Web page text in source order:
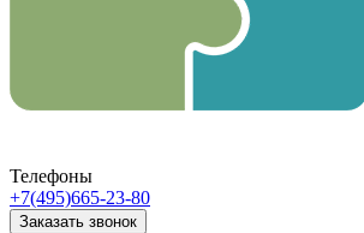
Телефоны
+7(495)665-23-80
Заказать звонок